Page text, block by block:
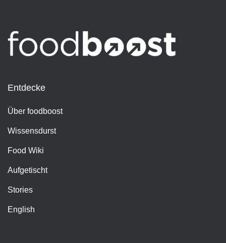
Entdecke
Über foodboost
Wissensdurst
Food Wiki
Aufgetischt
Stories
English